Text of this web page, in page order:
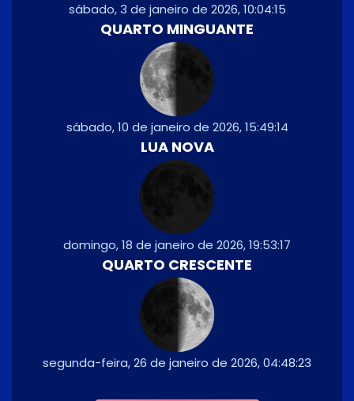
sábado, 3 de janeiro de 2026, 10:04:15
QUARTO MINGUANTE
sábado, 10 de janeiro de 2026, 15:49:14
LUA NOVA
domingo, 18 de janeiro de 2026, 19:53:17
QUARTO CRESCENTE
segunda-feira, 26 de janeiro de 2026, 04:48:23